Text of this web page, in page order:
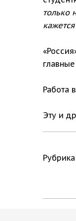
только
Работа
Эту и